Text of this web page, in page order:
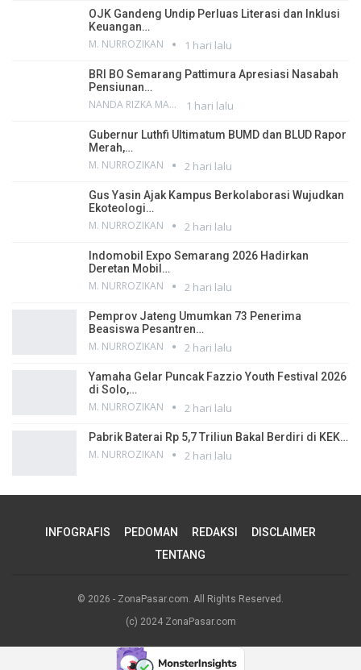
OJK Gandeng Undip Perluas Literasi dan Inklusi
Keuangan…
M. NURROZIKAN 1 hari lalu
BRI BO Semarang Pattimura Apresiasi Nasabah
Pensiunan…
NANDA RIZKA MAHENDRA 1 hari lalu
Gubernur Luthfi Ultimatum BUMD dan BLUD Rapor
Merah,…
M. NURROZIKAN 2 hari lalu
Gus Yasin Ajak Kampus Berkolaborasi Wujudkan
Ekoteologi…
M. NURROZIKAN 2 hari lalu
Indomobil Expo Semarang 2026 Hadirkan
Deretan Mobil…
M. NURROZIKAN 2 hari lalu
Pemprov Jateng Umumkan 73 Penerima
Beasiswa Pesantren…
M. NURROZIKAN 2 hari lalu
Yamaha Gelar Puncak Fazzio Youth Festival 2026
di Solo,…
M. NURROZIKAN 2 hari lalu
Pabrik Baterai Rp 5,7 Triliun Bakal Berdiri di KEK…
M. NURROZIKAN 2 hari lalu
INFOGRAFIS PEDOMAN REDAKSI
DISCLAIMER
TENTANG
© 2026 - ZonaPasar.com. All Rights Reserved.
(c) 2024 ZonaPasar.com